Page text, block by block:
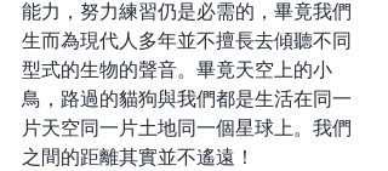
能力，努力練習仍是必需的，畢竟我們
生而為現代人多年並不擅長去傾聽不同
型式的生物的聲音。畢竟天空上的小
鳥，路過的貓狗與我們都是生活在同一
片天空同一片土地同一個星球上。我們
之間的距離其實並不遙遠！